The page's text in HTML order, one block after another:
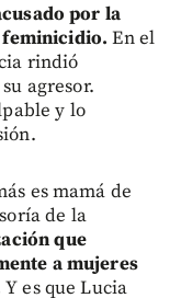
por la
feminicidio. En el
rindió
agresor.
y lo
es mamá de
de la
que
a mujeres
Y es que Lucia